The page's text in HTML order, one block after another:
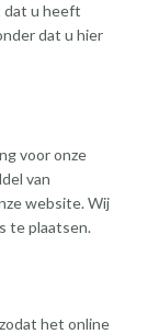
dat u heeft
dat u hier
voor onze
van
website. Wij
te plaatsen.
het online